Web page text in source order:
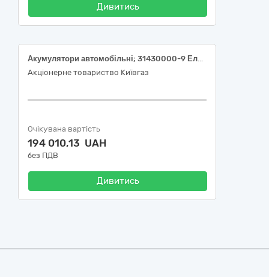
Дивитись
Акумулятори автомобільні; 31430000-9 Електричні акумулятори за ДК 021: 2015 Єдиного закупівельного словника
Акціонерне товариство Київгаз
Очікувана вартість
194 010,13 UAH
без ПДВ
Дивитись